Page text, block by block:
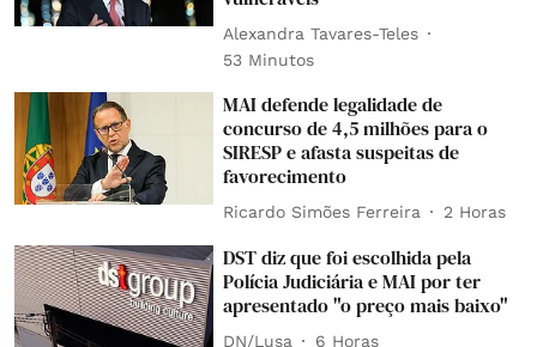
Alexandra Tavares-Teles
53 Minutos
MAI defende legalidade de
concurso de 4,5 milhões para o
SIRESP e afasta suspeitas de
favorecimento
Ricardo Simões Ferreira 2 Horas
DST diz que foi escolhida pela
Polícia Judiciária e MAI por ter
apresentado "o preço mais baixo"
DN/Lusa 6 Horas